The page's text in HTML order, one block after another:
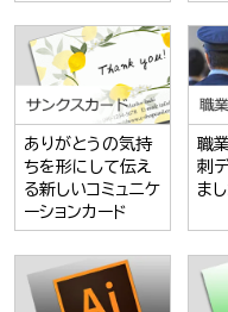
ありがとうの気持
ちを形にして伝え
る新しいコミュニケ
ーションカード
職
刺
ま